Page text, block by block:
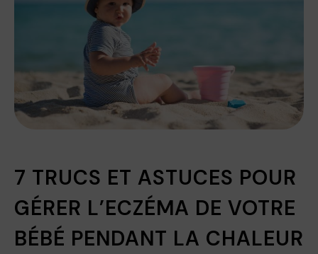
7 TRUCS ET ASTUCES POUR
GÉRER L’ECZÉMA DE VOTRE
BÉBÉ PENDANT LA CHALEUR